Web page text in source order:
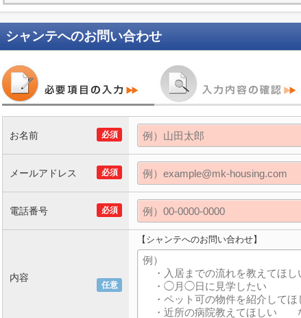
シャンテへのお問い合わせ
必須
お名前
必須
メールアドレス
必須
電話番号
任意
内容
【シャンテへのお問い合わせ】